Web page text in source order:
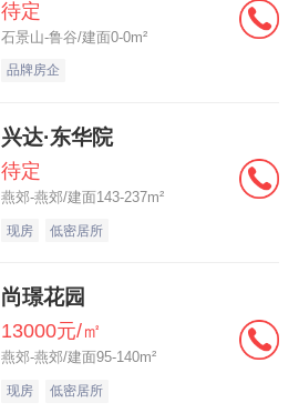
待定
石景山-鲁谷/建面0-0m²
品牌房企
兴达·东华院
待定
燕郊-燕郊/建面143-237m²
现房 低密居所
尚璟花园
13000元/㎡
燕郊-燕郊/建面95-140m²
现房 低密居所